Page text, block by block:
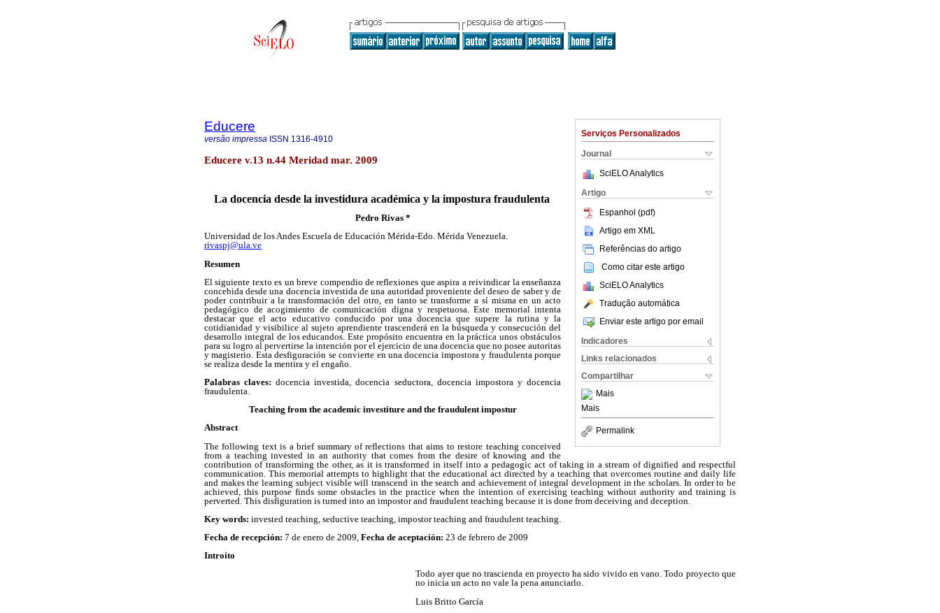
Serviços Personalizados
Journal
SciELO Analytics
Artigo
Espanhol (pdf)
Artigo em XML
Referências do artigo
Como citar este artigo
SciELO Analytics
Tradução automática
Enviar este artigo por email
Indicadores
Links relacionados
Compartilhar
Mais
Mais
Permalink
Educere
versão impressa ISSN 1316-4910
Educere v.13 n.44 Meridad mar. 2009
La docencia desde la investidura académica y la impostura fraudulenta
Pedro Rivas *
Universidad de los Andes Escuela de Educación Mérida-Edo. Mérida Venezuela.
rivaspj@ula.ve
Resumen
El siguiente texto es un breve compendio de reflexiones que aspira a reivindicar la enseñanza
concebida desde una docencia investida de una autoridad proveniente del deseo de saber y de
poder contribuir a la transformación del otro, en tanto se transforme a sí misma en un acto
pedagógico de acogimiento de comunicación digna y respetuosa. Este memorial intenta
destacar que el acto educativo conducido por una docencia que supere la rutina y la
cotidianidad y visibilice al sujeto aprendiente trascenderá en la búsqueda y consecución del
desarrollo integral de los educandos. Este propósito encuentra en la práctica unos obstáculos
para su logro al pervertirse la intención por el ejercicio de una docencia que no posee autoritas
y magisterio. Esta desfiguración se convierte en una docencia impostora y fraudulenta porque
se realiza desde la mentira y el engaño.
Palabras claves: docencia investida, docencia seductora, docencia impostora y docencia
fraudulenta.
Teaching from the academic investiture and the fraudulent impostur
Abstract
The following text is a brief summary of reflections that aims to restore teaching conceived
from a teaching invested in an authority that comes from the desire of knowing and the
contribution of transforming the other, as it is transformed in itself into a pedagogic act of taking in a stream of dignified and respectful
communication. This memorial attempts to highlight that the educational act directed by a teaching that overcomes routine and daily life
and makes the learning subject visible will transcend in the search and achievement of integral development in the scholars. In order to be
achieved, this purpose finds some obstacles in the practice when the intention of exercising teaching without authority and training is
perverted. This disfiguration is turned into an impostor and fraudulent teaching because it is done from deceiving and deception.
Key words: invested teaching, seductive teaching, impostor teaching and fraudulent teaching.
Fecha de recepción: 7 de enero de 2009, Fecha de aceptación: 23 de febrero de 2009
Introito
Todo ayer que no trascienda en proyecto ha sido vivido en vano. Todo proyecto que
no inicia un acto no vale la pena anunciarlo. 
Luis Britto García